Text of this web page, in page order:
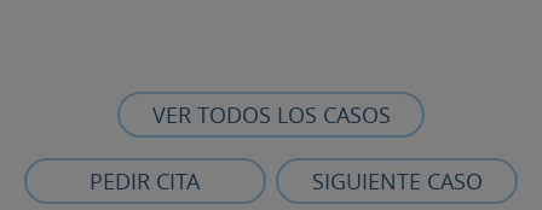
VER TODOS LOS CASOS
PEDIR CITA SIGUIENTE CASO